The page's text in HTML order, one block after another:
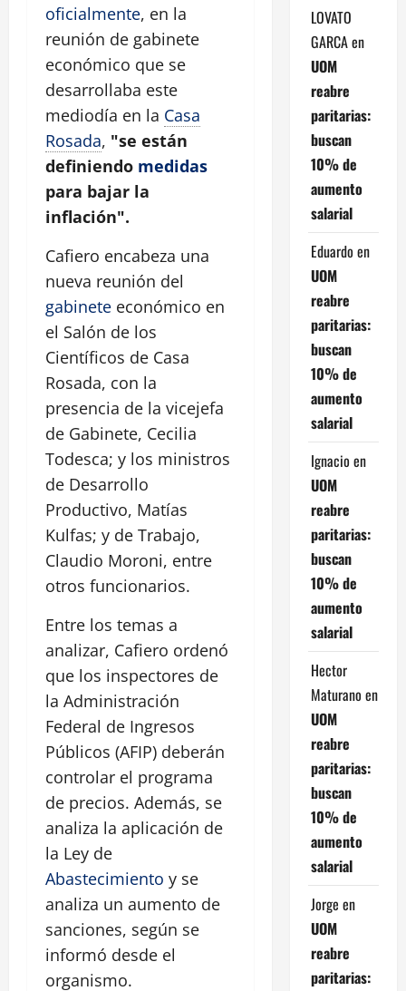
oficialmente, en la
reunión de gabinete
económico que se
desarrollaba este
mediodía en la Casa
Rosada, "se están
definiendo medidas
para bajar la
inflación".
Cafiero encabeza una
nueva reunión del
gabinete económico en
el Salón de los
Científicos de Casa
Rosada, con la
presencia de la vicejefa
de Gabinete, Cecilia
Todesca; y los ministros
de Desarrollo
Productivo, Matías
Kulfas; y de Trabajo,
Claudio Moroni, entre
otros funcionarios.
Entre los temas a
analizar, Cafiero ordenó
que los inspectores de
la Administración
Federal de Ingresos
Públicos (AFIP) deberán
controlar el programa
de precios. Además, se
analiza la aplicación de
la Ley de
Abastecimiento y se
analiza un aumento de
sanciones, según se
informó desde el
organismo.
LOVATO
GARCAen
UOM
reabre
paritarias:
buscan
10% de
aumento
salarial
Eduardo en
UOM
reabre
paritarias:
buscan
10% de
aumento
salarial
Ignacio en
UOM
reabre
paritarias:
buscan
10% de
aumento
salarial
Hector
Maturano en
UOM
reabre
paritarias:
buscan
10% de
aumento
salarial
Jorge en
UOM
reabre
paritarias: